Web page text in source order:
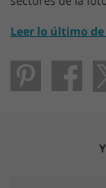
Leer lo último